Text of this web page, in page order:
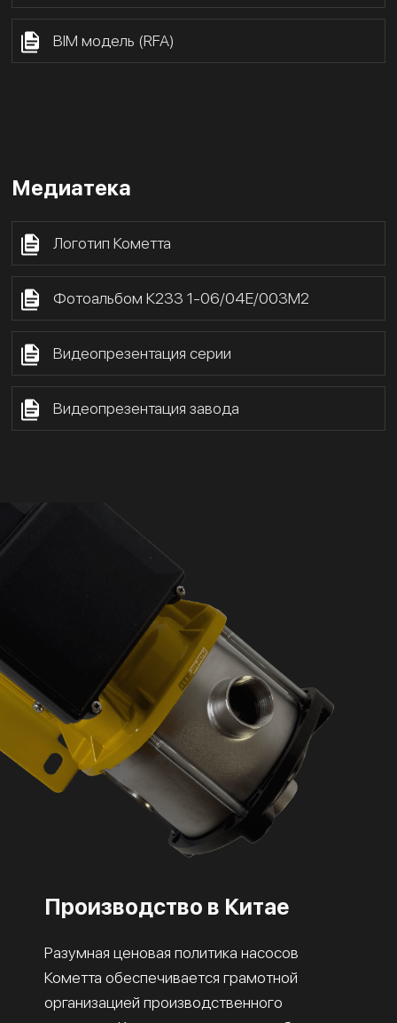
BIM модель (RFA)
Медиатека
Логотип Кометта
Фотоальбом К233 1-06/04Е/003М2
Видеопрезентация серии
Видеопрезентация завода
Производство в Китае
Разумная ценовая политика насосов
Кометта обеспечивается грамотной
организацией производственного